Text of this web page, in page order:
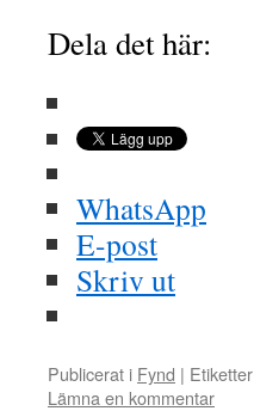
Dela det här:
WhatsApp
E-post
Skriv ut
Publicerat i Fynd | Etiketter
Lämna en kommentar